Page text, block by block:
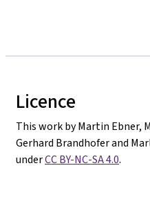
Licence
This work by Martin Ebner,
Gerhard Brandhofer and
underCC BY-NC-SA 4.0.